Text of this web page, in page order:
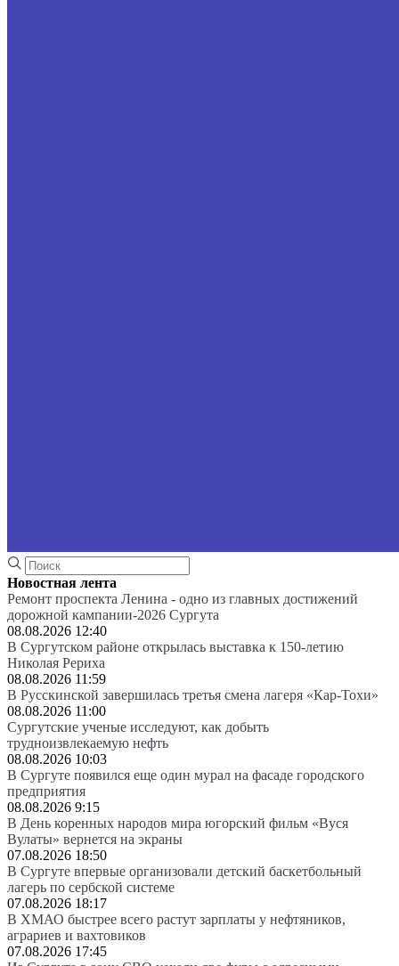
Новостная лента
Ремонт проспекта Ленина - одно из главных достижений
дорожной кампании-2026 Сургута
08.08.2026 12:40
В Сургутском районе открылась выставка к 150-летию
Николая Рериха
08.08.2026 11:59
В Русскинской завершилась третья смена лагеря «Кар-Тохи»
08.08.2026 11:00
Сургутские ученые исследуют, как добыть
трудноизвлекаемую нефть
08.08.2026 10:03
В Сургуте появился еще один мурал на фасаде городского
предприятия
08.08.2026 9:15
В День коренных народов мира югорский фильм «Вуся
Вулаты» вернется на экраны
07.08.2026 18:50
В Сургуте впервые организовали детский баскетбольный
лагерь по сербской системе
07.08.2026 18:17
В ХМАО быстрее всего растут зарплаты у нефтяников,
аграриев и вахтовиков
07.08.2026 17:45